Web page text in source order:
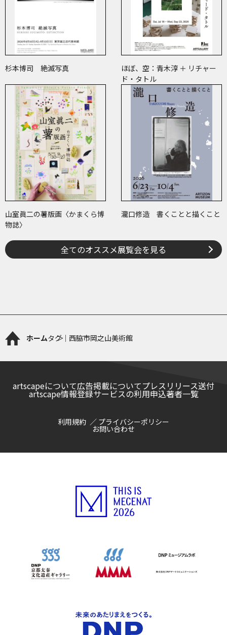
杉本博司 絶滅写真
ほぼ、空：青木淳 ＋ リチャー
ド・タトル
山室眞二の薯版画〈かまくら博
物誌〉
瀧口修造 書くことと描くこと
全てのオススメ展覧会を見る
ホームタグ｜西脇市岡之山美術館
artscapeについて広告掲載についてプレスリリース送付
artscape情報登録サービスの利用申込著者一覧
利用規約 プライバシーポリシー
お問い合わせ